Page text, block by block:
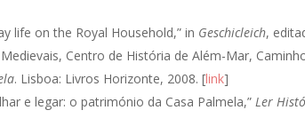
life on the Royal Household,” in Geschicleich,
Centro de História de Além-Mar,
. Lisboa: Livros Horizonte, 2008. [link]
e legar: o património da Casa Palmela,” Ler